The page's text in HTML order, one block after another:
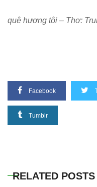
quê hương tôi – Thơ:
Facebook
Tumblr
RELATED POSTS